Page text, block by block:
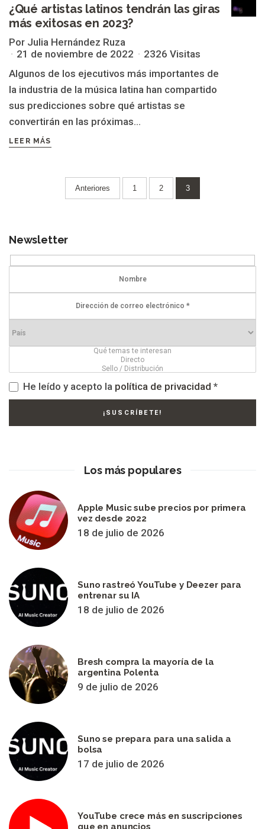
¿Qué artistas latinos tendrán las giras
más exitosas en 2023?
Por Julia Hernández Ruza
21 de noviembre de 2022
2326 Visitas
Algunos de los ejecutivos más importantes de
la industria de la música latina han compartido
sus predicciones sobre qué artistas se
convertirán en las próximas...
LEER MÁS
Paginación
entradas
Anteriores 1 2 3
Newsletter
He leído y acepto la política de privacidad *
Los más populares
Apple Music sube precios por primera
vez desde 2022
18 de julio de 2026
Suno rastreó YouTube y Deezer para
entrenar su IA
18 de julio de 2026
Bresh compra la mayoría de la
argentina Polenta
9 de julio de 2026
Suno se prepara para una salida a
bolsa
17 de julio de 2026
YouTube crece más en suscripciones
que en anuncios